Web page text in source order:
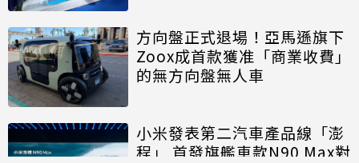
方向盤正式退場！亞馬遜旗下
Zoox成首款獲准「商業收費」
的無方向盤無人車
小米發表第二汽車產品線「澎
程」 首發旗艦車款N90 Max對